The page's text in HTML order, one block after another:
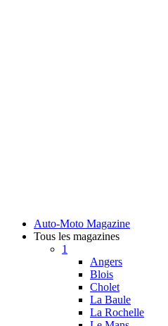
Auto-Moto Magazine
Tous les magazines
1
Angers
Blois
Cholet
La Baule
La Rochelle